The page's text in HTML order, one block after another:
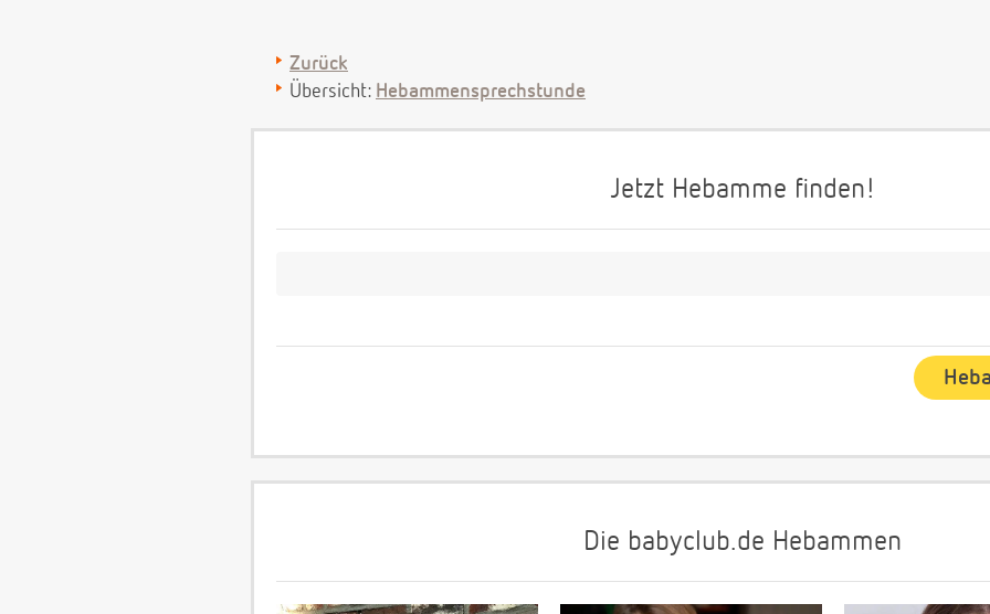
Zurück
Übersicht: Hebammensprechstunde
Jetzt Hebamme finden!
Die babyclub.de Hebammen